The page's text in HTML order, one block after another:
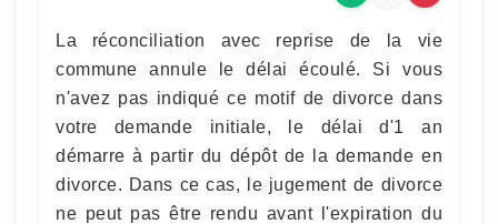
La réconciliation avec reprise de la vie
commune annule le délai écoulé. Si vous
n'avez pas indiqué ce motif de divorce dans
votre demande initiale, le délai d'1 an
démarre à partir du dépôt de la demande en
divorce. Dans ce cas, le jugement de divorce
ne peut pas être rendu avant l'expiration du